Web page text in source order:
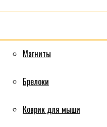
Магниты
Брелоки
Коврик для мыши